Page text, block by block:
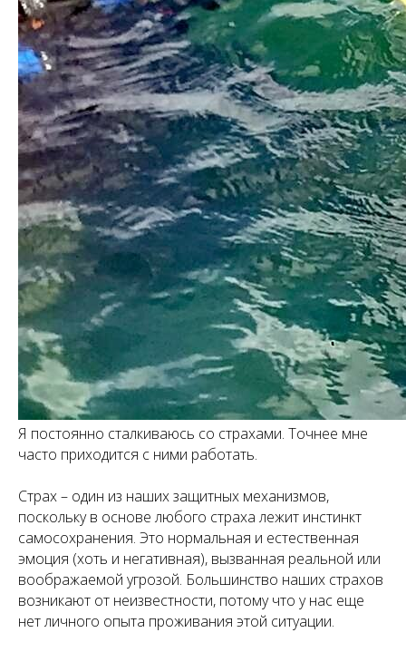
Я постоянно сталкиваюсь со страхами. Точнее мне
часто приходится с ними работать.
Страх – один из наших защитных механизмов,
поскольку в основе любого страха лежит инстинкт
самосохранения. Это нормальная и естественная
эмоция (хоть и негативная), вызванная реальной или
воображаемой угрозой. Большинство наших страхов
возникают от неизвестности, потому что у нас еще
нет личного опыта проживания этой ситуации.